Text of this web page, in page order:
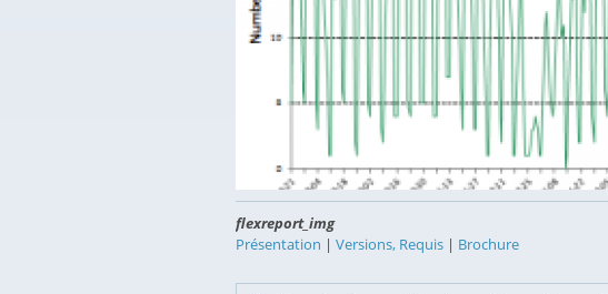
flexreport_img
Présentation | Versions, Requis | Brochure